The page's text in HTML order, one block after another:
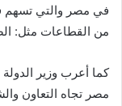
في مصر والتي تسهم
من القطاعات مثل:
كما أعرب وزير الدولة
مصر تجاه التعاون